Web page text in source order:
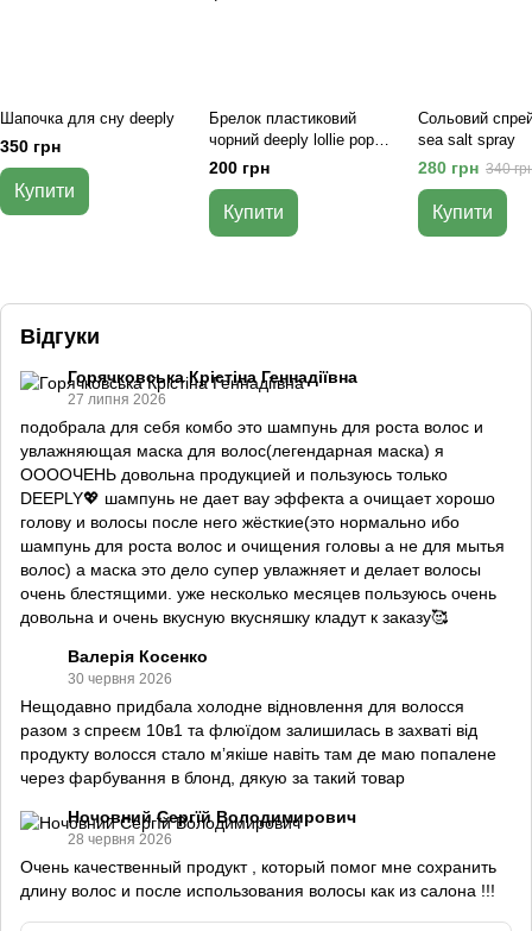
Шапочка для сну deeply
350 грн
Купити
Брелок пластиковий
чорний deeply lollie pop
keychain
200 грн
Купити
Сольовий
sea salt spray
280 грн 340
Купити
Відгуки
Горячковська Крістіна Геннадіївна
27 липня 2026
подобрала для себя комбо это шампунь для роста волос и
увлажняющая маска для волос(легендарная маска) я
ООООЧЕНЬ довольна продукцией и пользуюсь только
DEEPLY💖 шампунь не дает вау эффекта а очищает хорошо
голову и волосы после него жёсткие(это нормально ибо
шампунь для роста волос и очищения головы а не для мытья
волос) а маска это дело супер увлажняет и делает волосы
очень блестящими. уже несколько месяцев пользуюсь очень
довольна и очень вкусную вкусняшку кладут к заказу🥰
Валерія Косенко
30 червня 2026
Нещодавно придбала холодне відновлення для волосся
разом з спреєм 10в1 та флюїдом залишилась в захваті від
продукту волосся стало мʼякіше навіть там де маю попалене
через фарбування в блонд, дякую за такий товар
Ночовний Сергїй Володимирович
28 червня 2026
Очень качественный продукт , который помог мне сохранить
длину волос и после использования волосы как из салона !!!